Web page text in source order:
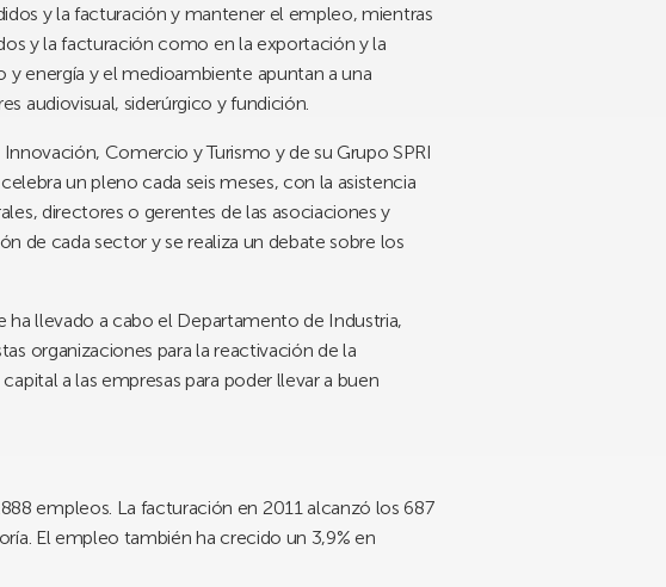
y la facturación y mantener el empleo, mientras
y la facturación como en la exportación y la
energía y el medioambiente apuntan a una
audiovisual, siderúrgico y fundición.
Comercio y Turismo y de su Grupo SPRI
un pleno cada seis meses, con la asistencia
directores o gerentes de las asociaciones y
de cada sector y se realiza un debate sobre los
llevado a cabo el Departamento de Industria,
organizaciones para la reactivación de la
a las empresas para poder llevar a buen
empleos. La facturación en 2011 alcanzó los 687
El empleo también ha crecido un 3,9% en